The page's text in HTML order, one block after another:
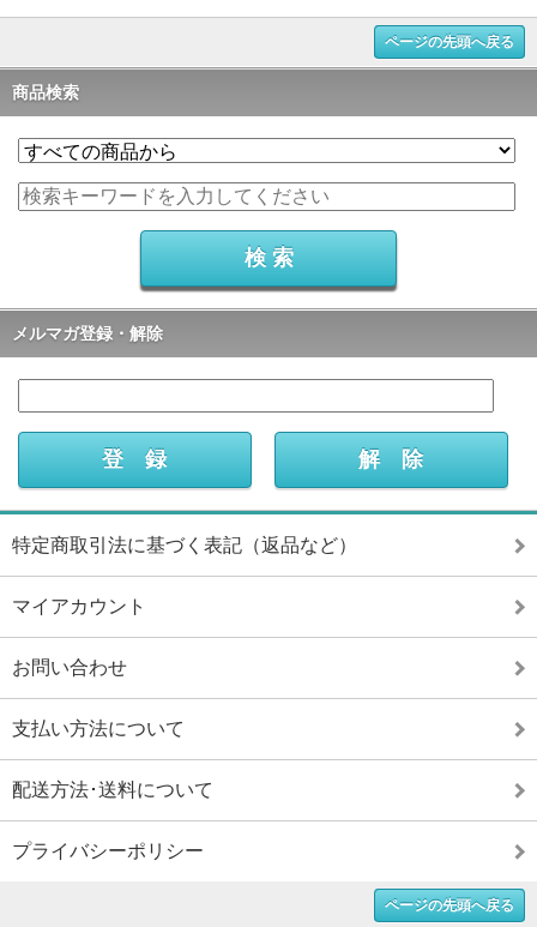
ページの先頭へ戻る
商品検索
メルマガ登録・解除
特定商取引法に基づく表記（返品など）
マイアカウント
お問い合わせ
支払い方法について
配送方法･送料について
プライバシーポリシー
ページの先頭へ戻る